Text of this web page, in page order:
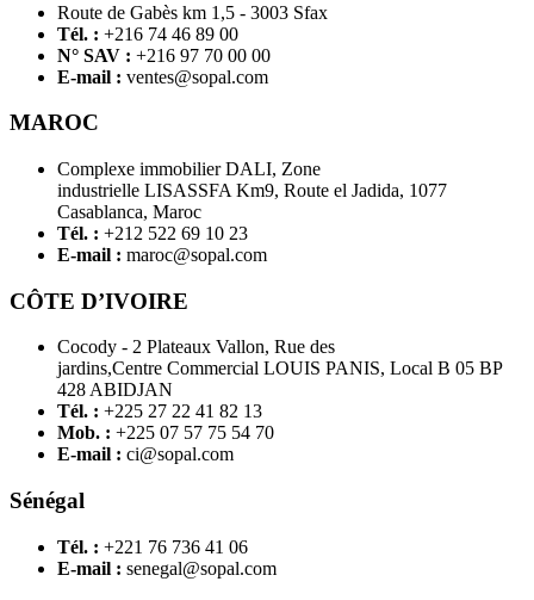
Route de Gabès km 1,5 - 3003 Sfax
Tél. : +216 74 46 89 00
N° SAV : +216 97 70 00 00
E-mail : ventes@sopal.com
MAROC
Complexe immobilier DALI, Zone
industrielle LISASSFA Km9, Route el Jadida, 1077
Casablanca, Maroc
Tél. : +212 522 69 10 23
E-mail : maroc@sopal.com
CÔTE D’IVOIRE
Cocody - 2 Plateaux Vallon, Rue des
jardins,Centre Commercial LOUIS PANIS, Local B 05 BP
428 ABIDJAN
Tél. : +225 27 22 41 82 13
Mob. : +225 07 57 75 54 70
E-mail : ci@sopal.com
Sénégal
Tél. : +221 76 736 41 06
E-mail : senegal@sopal.com